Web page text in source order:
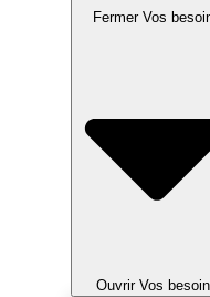
Fermer Vos
Ouvrir Vos